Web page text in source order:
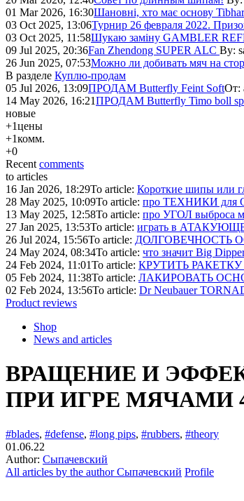
01 Mar 2026, 16:30Шановні, хто має основу
03 Oct 2025, 13:06Турнир 26 февраля 2022.
03 Oct 2025, 11:58Шукаю заміну GAMBLER
09 Jul 2025, 20:36Fan Zhendong SUPER ALC By:
26 Jun 2025, 07:53Можно ли добивать мяч на
В разделе Куплю-продам
05 Jul 2026, 13:09ПРОДАМ Butterfly Feint SoftОт:
14 May 2026, 16:21ПРОДАМ Butterfly Timo boll
новые
+1цены
+1комм.
+0
Recent comments
to articles
16 Jan 2026, 18:29To article: Короткие шипы или
28 May 2025, 10:09To article: про ТЕХНИКИ для
13 May 2025, 12:58To article: про УГОЛ выброса
27 Jan 2025, 13:53To article: играть в
26 Jul 2024, 15:56To article: ДОЛГОВЕЧНОСТЬ
24 May 2024, 08:34To article: что значит Big
24 Feb 2024, 11:01To article: КРУТИТЬ РАКЕТКУ -
05 Feb 2024, 11:38To article: ЛАКИРОВАТЬ
02 Feb 2024, 13:56To article: Dr Neubauer
Product reviews
Shop
News and articles
ВРАЩЕНИЕ И
ПРИ ИГРЕ МЯЧАМИ
#blades, #defense, #long pips, #rubbers, #theory
01.06.22
Author: Сыпачевский
All articles by the author Сыпачевский Profile